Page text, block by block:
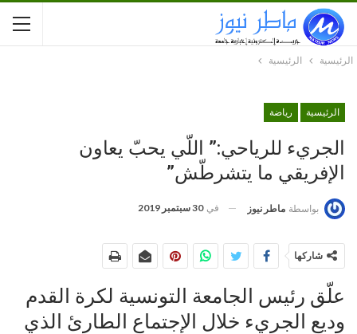
الرئيسية الرئيسية
الرئيسية رياضة
الجريء للرياحي:” اللّي يحبّ يعاون
الإفريقي ما يتشرطّش”
بواسطة ماطر نيوز في 30 سبتمبر 2019
شاركها
علّق رئيس الجامعة التونسية لكرة القدم
وديع الجريء خلال الإجتماع الطارئ الذي